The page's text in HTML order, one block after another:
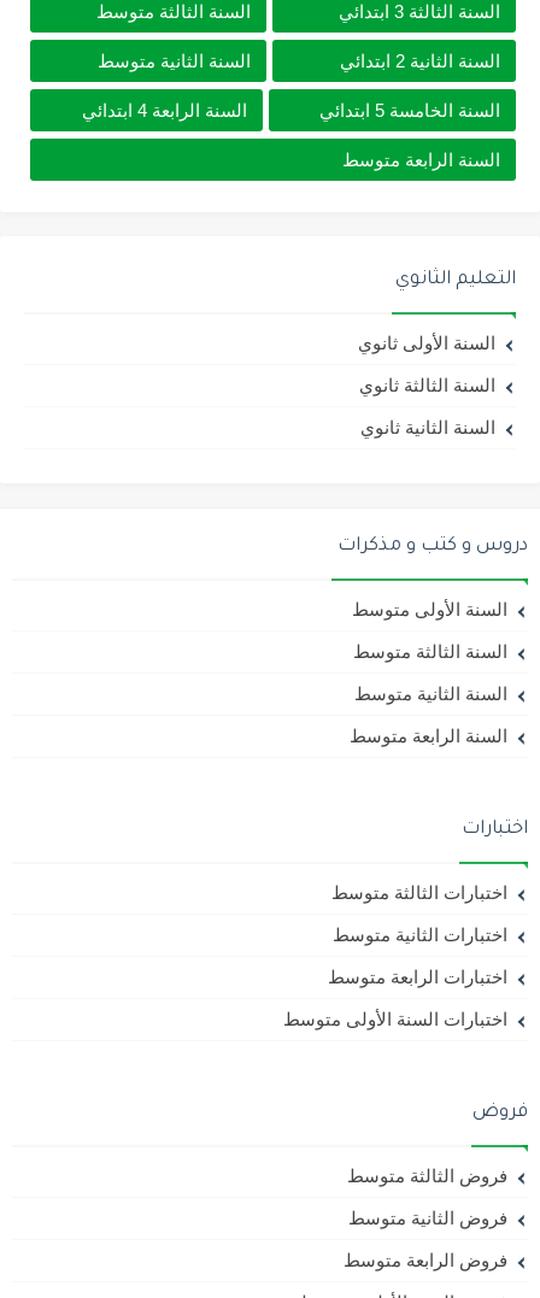
السنة الثالثة 3 ابتدائي السنة الثالثة متوسط
السنة الثانية 2 ابتدائي السنة الثانية متوسط
السنة الخامسة 5 ابتدائي السنة الرابعة 4 ابتدائي
السنة الرابعة متوسط
التعليم الثانوي
السنة الأولى ثانوي
السنة الثالثة ثانوي
السنة الثانية ثانوي
دروس و كتب و مذكرات
السنة الأولى متوسط
السنة الثالثة متوسط
السنة الثانية متوسط
السنة الرابعة متوسط
اختبارات
اختبارات الثالثة متوسط
اختبارات الثانية متوسط
اختبارات الرابعة متوسط
اختبارات السنة الأولى متوسط
فروض
فروض الثالثة متوسط
فروض الثانية متوسط
فروض الرابعة متوسط